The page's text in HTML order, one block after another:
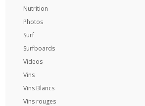
Nutrition
Photos
Surf
Surfboards
Videos
Vins
Vins Blancs
Vins rouges